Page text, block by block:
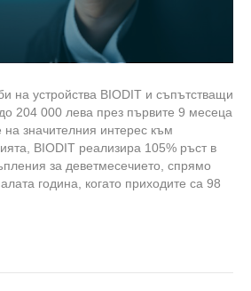
на устройства BIODIT и съпътстващи
204 000 лева през първите 9 месеца
на значителния интерес към
BIODIT реализира 105% ръст в
за деветмесечието, спрямо
година, когато приходите са 98